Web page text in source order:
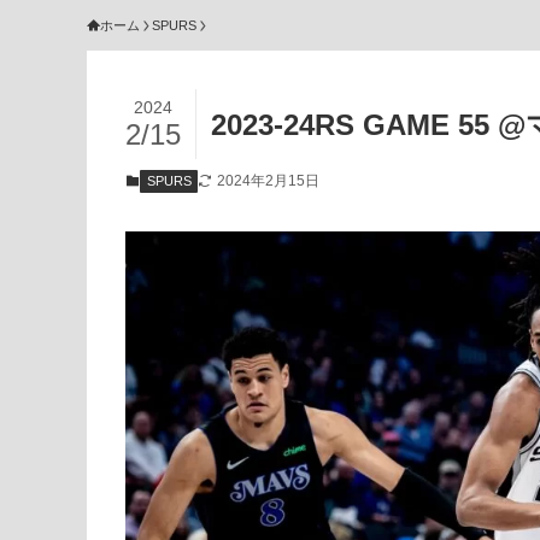
ホーム SPURS
2023-24RS GAME 55 @
2024
2/15
SPURS 2024年2月15日